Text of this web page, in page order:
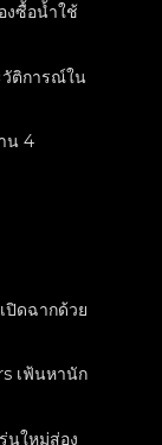
งซื้อน้ำใช้
วัติการณ์ใน
น 4
ปิดฉากด้วย
เฟ้นหานัก
นใหม่ส่อง